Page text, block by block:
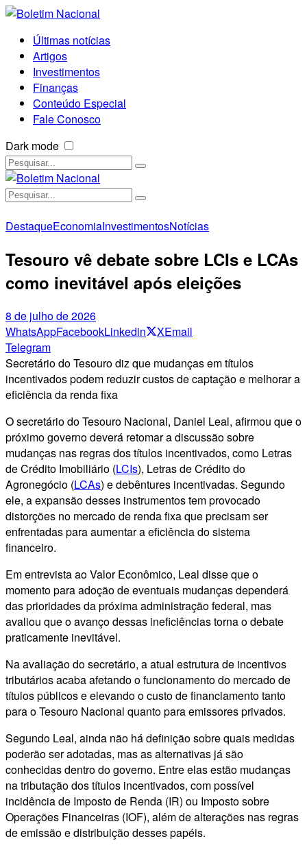
Últimas notícias
Artigos
Investimentos
Finanças
Conteúdo Especial
Fale Conosco
Dark mode
DestaqueEconomiaInvestimentosNotícias
Tesouro vê debate sobre LCIs e LCAs
como inevitável após eleições
8 de julho de 2026
WhatsAppFacebookLinkedin XEmail
Telegram
Secretário do Tesouro diz que mudanças em títulos
incentivados podem reduzir custos de captação e melhorar a
eficiência da renda fixa
O secretário do Tesouro Nacional, Daniel Leal, afirmou que o
próximo governo deverá retomar a discussão sobre
mudanças nas regras dos títulos incentivados, como Letras
de Crédito Imobiliário (LCIs), Letras de Crédito do
Agronegócio (LCAs) e debêntures incentivadas. Segundo
ele, a expansão desses instrumentos tem provocado
distorções no mercado de renda fixa que precisam ser
enfrentadas para aumentar a eficiência do sistema
financeiro.
Em entrevista ao Valor Econômico, Leal disse que o
momento para adoção de eventuais mudanças dependerá
das prioridades da próxima administração federal, mas
avaliou que o avanço dessas ineficiências torna o debate
praticamente inevitável.
Na avaliação do secretário, a atual estrutura de incentivos
tributários acaba afetando o funcionamento do mercado de
títulos públicos e elevando o custo de financiamento tanto
para o Tesouro Nacional quanto para emissores privados.
Segundo Leal, ainda não há definição sobre quais medidas
poderão ser adotadas, mas as alternativas já são
conhecidas dentro do governo. Entre elas estão mudanças
na tributação dos títulos incentivados, com possível
incidência de Imposto de Renda (IR) ou Imposto sobre
Operações Financeiras (IOF), além de alterações nas regras
de emissão e distribuição desses papéis.